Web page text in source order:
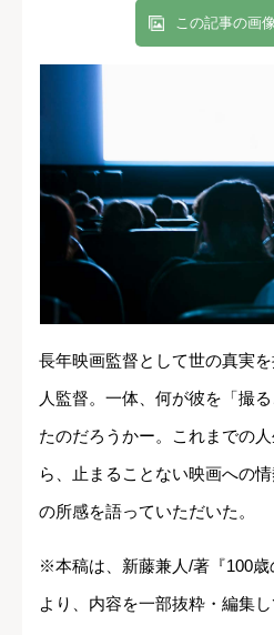
この記事の画
長年映画監督として世の真実
人監督。一体、何が彼を「撮
たのだろうかー。これまでの
ら、止まることない映画への
の所感を語っていただいた。
※本稿は、新藤兼人/著『100歳
より、内容を一部抜粋・編集し